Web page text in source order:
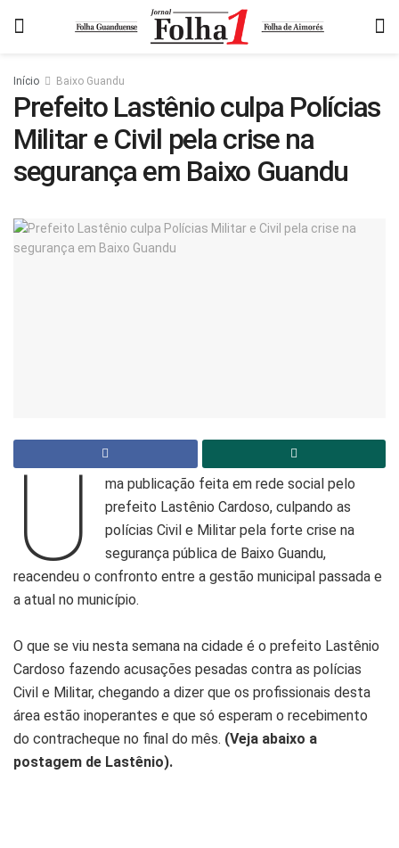
Início Baixo Guandu
Prefeito Lastênio culpa Polícias
Militar e Civil pela crise na
segurança em Baixo Guandu
U
ma publicação feita em rede social pelo
prefeito Lastênio Cardoso, culpando as
polícias Civil e Militar pela forte crise na
segurança pública de Baixo Guandu,
reacendeu o confronto entre a gestão municipal passada e
a atual no município.
O que se viu nesta semana na cidade é o prefeito Lastênio
Cardoso fazendo acusações pesadas contra as polícias
Civil e Militar, chegando a dizer que os profissionais desta
área estão inoperantes e que só esperam o recebimento
do contracheque no final do mês. (Veja abaixo a
postagem de Lastênio).